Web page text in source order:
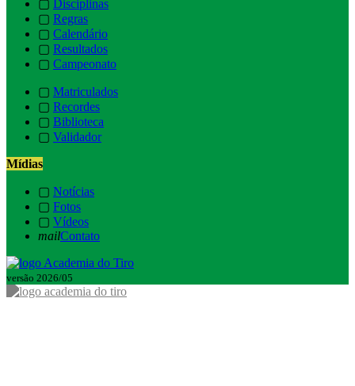
▢
Disciplinas
▢ Regras
▢ Calendário
▢ Resultados
▢ Campeonato
▢ Matriculados
▢ Recordes
▢ Biblioteca
▢ Validador
Mídias
▢ Notícias
▢ Fotos
▢ Vídeos
mailContato
versão 2026/05